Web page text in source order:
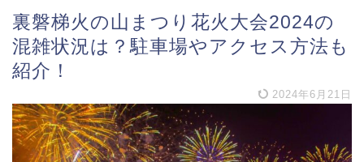
裏磐梯火の山まつり花火大会2024の
混雑状況は？駐車場やアクセス方法も
紹介！
2024年6月21日